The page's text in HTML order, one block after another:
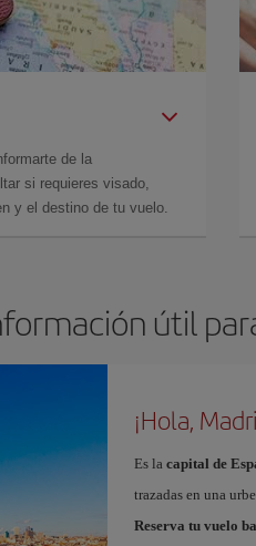
de la
si requieres visado,
y el destino de tu vuelo.
útil
¡Hola,
Es la capital de
trazadas en una
Reserva tu vuelo